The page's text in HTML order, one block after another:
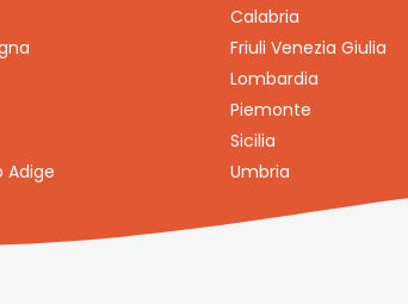
Calabria
Friuli Venezia Giulia
Lombardia
Piemonte
Sicilia
Adige
Umbria